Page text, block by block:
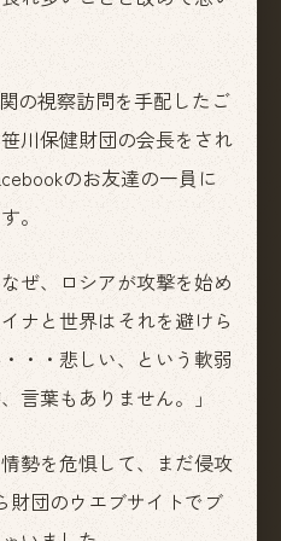
の視察訪問を手配したご
川保健財団の会長をされ
のお友達の一員に
。
ぜ、ロシアが攻撃を始め
ナと世界はそれを避けら
・・悲しい、という軟弱
言葉もありません。」
勢を危惧して、まだ侵攻
財団のウエブサイトでブ